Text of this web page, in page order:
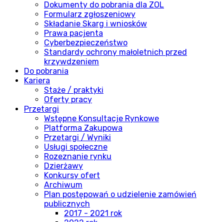
Dokumenty do pobrania dla ZOL
Formularz zgłoszeniowy
Składanie Skarg i wniosków
Prawa pacjenta
Cyberbezpieczeństwo
Standardy ochrony małoletnich przed
krzywdzeniem
Do pobrania
Kariera
Staże / praktyki
Oferty pracy
Przetargi
Wstępne Konsultacje Rynkowe
Platforma Zakupowa
Przetargi / Wyniki
Usługi społeczne
Rozeznanie rynku
Dzierżawy
Konkursy ofert
Archiwum
Plan postępowań o udzielenie zamówień
publicznych
2017 - 2021 rok